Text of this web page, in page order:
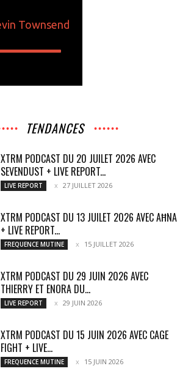
TENDANCES
XTRM PODCAST DU 20 JUILET 2026 AVEC
SEVENDUST + LIVE REPORT...
LIVE REPORT 27 JUILLET 2026
XTRM PODCAST DU 13 JUILET 2026 AVEC AĦNA
+ LIVE REPORT...
FREQUENCE MUTINE 15 JUILLET 2026
XTRM PODCAST DU 29 JUIN 2026 AVEC
THIERRY ET ENORA DU...
LIVE REPORT 29 JUIN 2026
XTRM PODCAST DU 15 JUIN 2026 AVEC CAGE
FIGHT + LIVE...
FREQUENCE MUTINE 15 JUIN 2026